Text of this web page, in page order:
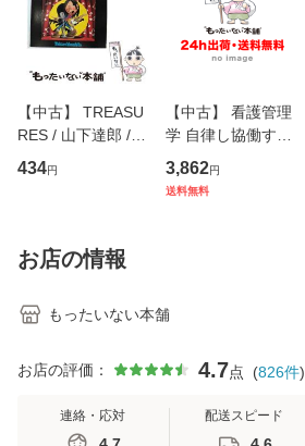
【中古】 TREASU
RES / 山下達郎 /
イーストウエス
ト・ジャパン [CD]
434円
【中古】 看護管理
学 自律し協働する
専門職の看護マネ
ジメントスキル 改
3,862円
送料無料
お店の情報
もったいない本舗
お店の評価： 4.7点 (826件)
連絡・応対 配送スピード